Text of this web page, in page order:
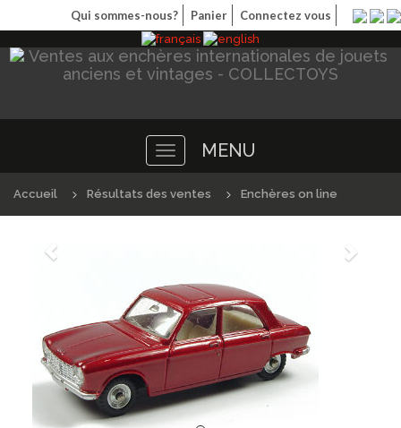
Qui sommes-nous? Panier Connectez vous
Toggle
navigation
MENU
Accueil Résultats des ventes Enchères on line
Précédént